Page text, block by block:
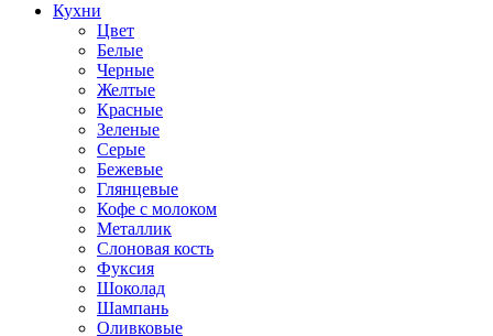
Кухни
Цвет
Белые
Черные
Желтые
Красные
Зеленые
Серые
Бежевые
Глянцевые
Кофе с молоком
Металлик
Слоновая кость
Фуксия
Шоколад
Шампань
Оливковые